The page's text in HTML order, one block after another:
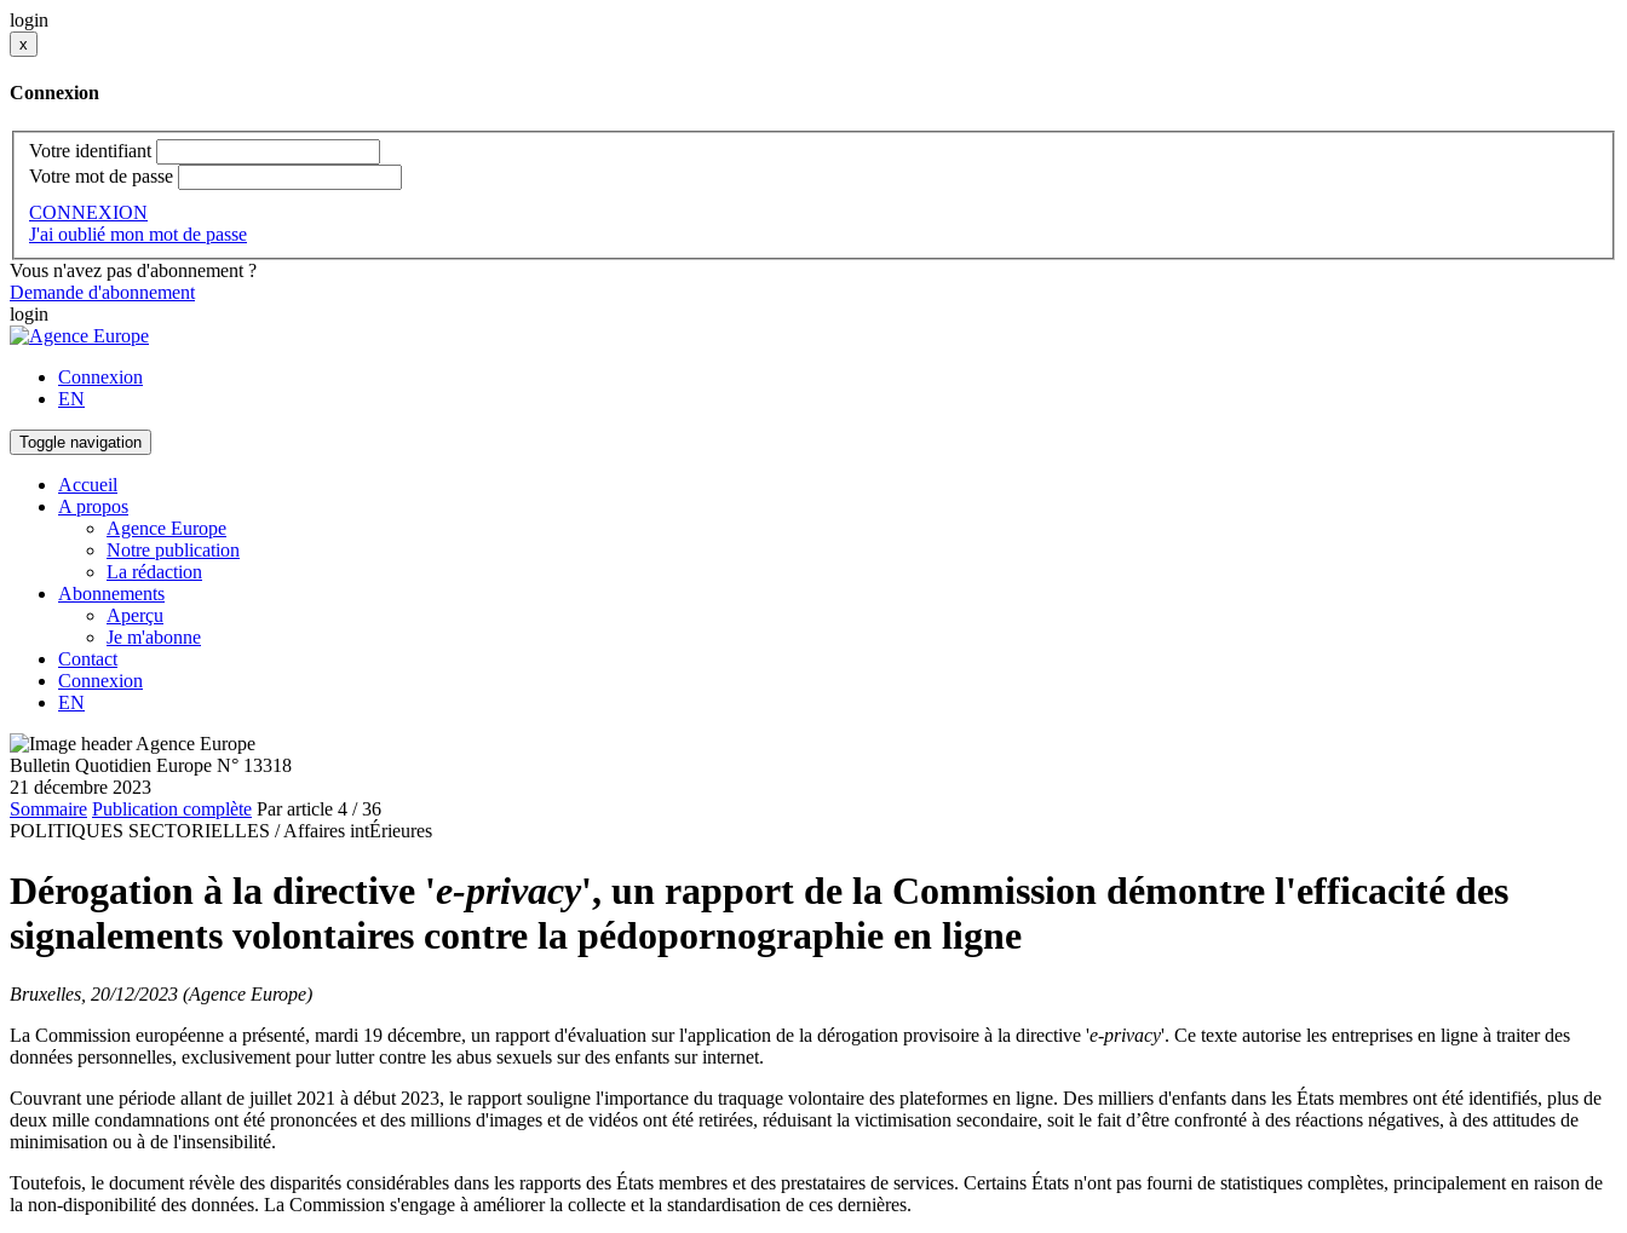
login
x
Connexion
Votre identifiant
Votre mot de passe
CONNEXION
J'ai oublié mon mot de passe
Vous n'avez pas d'abonnement ?
Demande d'abonnement
login
Connexion
EN
Toggle navigation
Accueil
A propos
Agence Europe
Notre publication
La rédaction
Abonnements
Aperçu
Je m'abonne
Contact
Connexion
EN
Bulletin Quotidien Europe N° 13318
21 décembre 2023
Sommaire Publication complète Par article 4 / 36
POLITIQUES SECTORIELLES / Affaires intÉrieures
Dérogation à la directive 'e-privacy', un rapport de la Commission démontre l'efficacité des
signalements volontaires contre la pédopornographie en ligne
Bruxelles, 20/12/2023 (Agence Europe)
La Commission européenne a présenté, mardi 19 décembre, un rapport d'évaluation sur l'application de la dérogation provisoire à la directive 'e-privacy'. Ce texte autorise les entreprises en ligne à traiter des
données personnelles, exclusivement pour lutter contre les abus sexuels sur des enfants sur internet.
Couvrant une période allant de juillet 2021 à début 2023, le rapport souligne l'importance du traquage volontaire des plateformes en ligne. Des milliers d'enfants dans les États membres ont été identifiés, plus de
deux mille condamnations ont été prononcées et des millions d'images et de vidéos ont été retirées, réduisant la victimisation secondaire, soit le fait d’être confronté à des réactions négatives, à des attitudes de
minimisation ou à de l'insensibilité.
Toutefois, le document révèle des disparités considérables dans les rapports des États membres et des prestataires de services. Certains États n'ont pas fourni de statistiques complètes, principalement en raison de
la non-disponibilité des données. La Commission s'engage à améliorer la collecte et la standardisation de ces dernières.